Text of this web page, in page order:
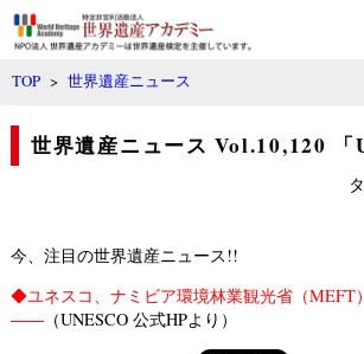
TOP >世界遺産ニュース
世界遺産ニュース Vol.10,120 「
タ
今、注目の世界遺産ニュース!!
◆ユネスコ、ナミビア環境林業観光省（MEFT
――（UNESCO 公式HPより）